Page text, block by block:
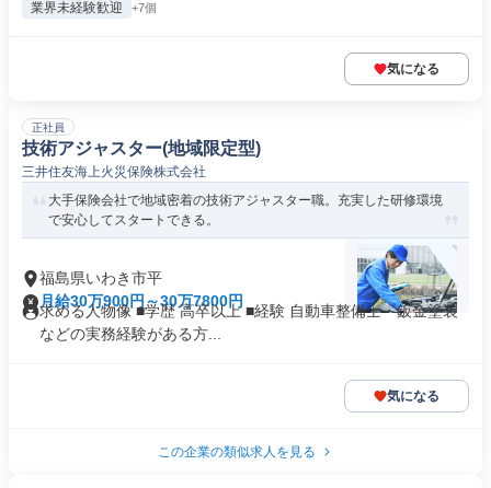
業界未経験歓迎 +7個
気になる
正社員
技術アジャスター(地域限定型)
三井住友海上火災保険株式会社
大手保険会社で地域密着の技術アジャスター職。充実した研修環境
で安心してスタートできる。
福島県いわき市平
月給30万900円～30万7800円
求める人物像 ■学歴 高卒以上 ■経験 自動車整備士・鈑金塗装
などの実務経験がある方...
気になる
この企業の類似求人を見る